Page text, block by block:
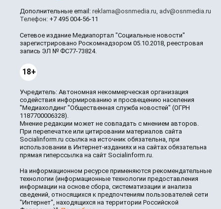
Дополнительные email: reklama@osnmedia.ru, adv@osnmedia.ru
Телефон: +7 495 004-56-11
Сетевое издание Медиапортал "Социальные новости"
зарегистрировано Роскомнадзором 05.10.2018, реестровая
запись ЭЛ № ФС77-73824.
18+
Учредитель: Автономная некоммерческая организация
содействия информированию и просвещению населения
"Медиахолдинг "Общественная служба новостей" (ОГРН
1187700006328).
Мнение редакции может не совпадать с мнением авторов.
При перепечатке или цитировании материалов сайта
Socialinform.ru ссылка на источник обязательна, при
использовании в Интернет-изданиях и на сайтах обязательна
прямая гиперссылка на сайт Socialinform.ru.
На информационном ресурсе применяются рекомендательные
технологии (информационные технологии предоставления
информации на основе сбора, систематизации и анализа
сведений, относящихся к предпочтениям пользователей сети
"Интернет", находящихся на территории Российской